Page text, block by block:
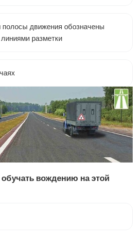
полосы движения обозначены
разметки
вождению на этой